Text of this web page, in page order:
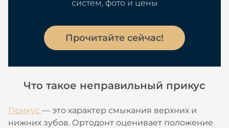
систем, фото и цены
Прочитайте сейчас!
Что такое неправильный прикус
Прикус — это характер смыкания верхних и
нижних зубов. Ортодонт оценивает положение